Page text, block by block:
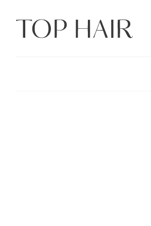
Inhalt
springen